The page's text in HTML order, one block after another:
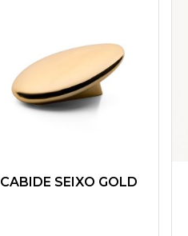
CABIDE SEIXO GOLD